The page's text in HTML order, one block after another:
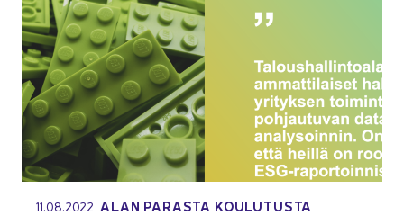
11.08.2022 ALAN PA­RAS­TA KOU­LU­TUS­TA